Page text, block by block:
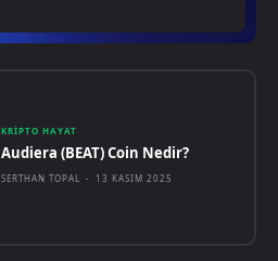
KRIPTO HAYAT
Audiera (BEAT) Coin Nedir?
SERTHAN TOPAL - 13 KASIM 2025